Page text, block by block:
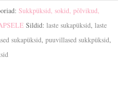
Sukkpüksid, sokid, põlvikud,
Sildid: laste sukapüksid, laste
sukapüksid, puuvillased sukkpüksid,